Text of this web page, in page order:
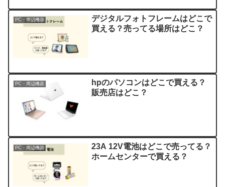
PC・周辺機器
デジタルフォトフレームはどこで
買える？売ってる場所はどこ？
PC・周辺機器
hpのパソコンはどこで買える？
販売店はどこ？
PC・周辺機器
23A 12V電池はどこで売ってる？
ホームセンターで買える？